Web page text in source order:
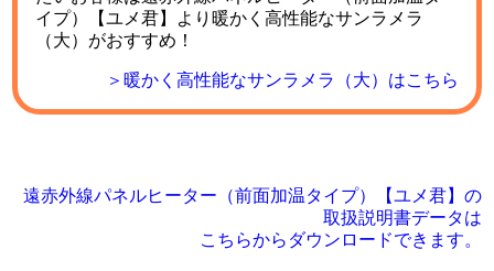
イプ）【ユメ君】より暖かく高性能なサンラメラ
（大）がおすすめ！
＞暖かく高性能なサンラメラ（大）はこちら
遠赤外線パネルヒーター（前面加温タイプ）【ユメ君】の
取扱説明書データは
こちらからダウンロードできます。